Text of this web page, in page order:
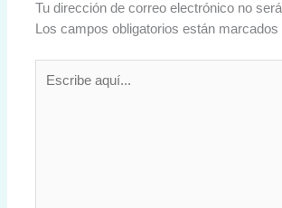
Tu dirección de correo electrónico no
Los campos obligatorios están
aquí...